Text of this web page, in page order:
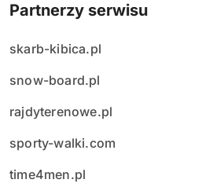
Partnerzy serwisu
skarb-kibica.pl
snow-board.pl
rajdyterenowe.pl
sporty-walki.com
time4men.pl